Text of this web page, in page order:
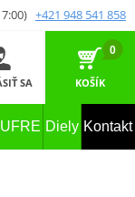
+421 948 541 858
SA
0
KOŠÍK
Diely Kontakt